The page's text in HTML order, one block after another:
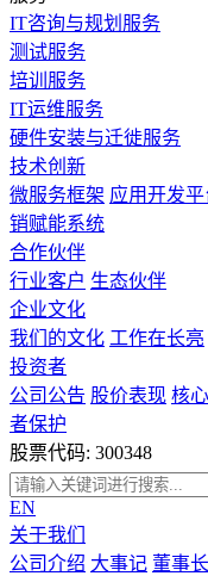
IT咨询与规划服务
测试服务
培训服务
IT运维服务
硬件安装与迁徙服务
技术创新
微服务框架 应用开发平
销赋能系统
合作伙伴
行业客户 生态伙伴
企业文化
我们的文化 工作在长亮
投资者
公司公告 股价表现 核
者保护
股票代码: 300348
EN
关于我们
公司介绍 大事记 董事